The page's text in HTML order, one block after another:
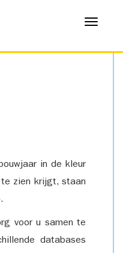
Menu
in de kleur
zien krijgt, staan
voor u samen te
databases